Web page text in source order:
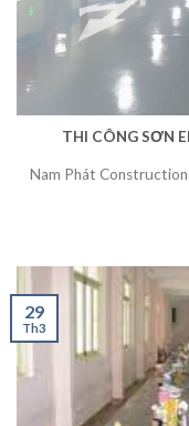
THI CÔNG SƠN
Nam Phát
29
Th3